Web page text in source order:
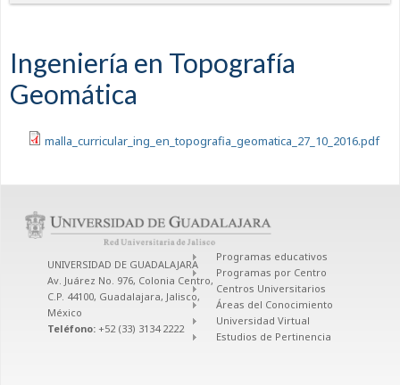
Ingeniería en Topografía
Geomática
malla_curricular_ing_en_topografia_geomatica_27_10_2016.pdf
UNIVERSIDAD DE GUADALAJARA
Av. Juárez No. 976, Colonia Centro,
C.P. 44100, Guadalajara, Jalisco,
México
Teléfono: +52 (33) 3134 2222
Programas educativos
Programas por Centro
Centros Universitarios
Áreas del Conocimiento
Universidad Virtual
Estudios de Pertinencia